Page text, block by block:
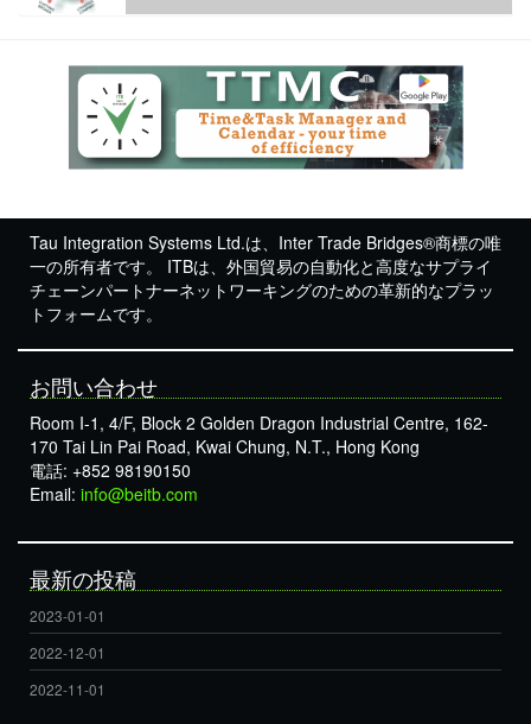
Tau Integration Systems Ltd.は、Inter Trade Bridges®商標の唯
一の所有者です。 ITBは、外国貿易の自動化と高度なサプライ
チェーンパートナーネットワーキングのための革新的なプラッ
トフォームです。
お問い合わせ
Room I-1, 4/F, Block 2 Golden Dragon Industrial Centre, 162-
170 Tai Lin Pai Road, Kwai Chung, N.T., Hong Kong
電話: +852 98190150
Email: info@beitb.com
最新の投稿
2023-01-01
2022-12-01
2022-11-01